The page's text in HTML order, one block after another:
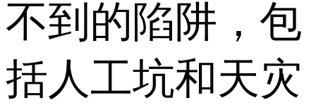
不到的陷阱，包
括人工坑和天灾